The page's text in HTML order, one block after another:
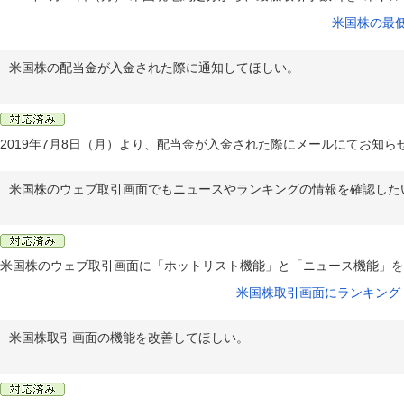
米国株の最
米国株の配当金が入金された際に通知してほしい。
2019年7月8日（月）より、配当金が入金された際にメールにてお知
米国株のウェブ取引画面でもニュースやランキングの情報を確認した
米国株のウェブ取引画面に「ホットリスト機能」と「ニュース機能」
米国株取引画面にランキン
米国株取引画面の機能を改善してほしい。